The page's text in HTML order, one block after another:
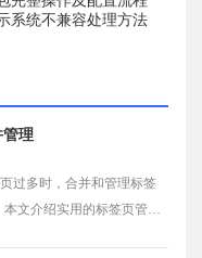
系统不兼容处理方法
管理
过多时，合并和管理标签
文介绍实用的标签页管理